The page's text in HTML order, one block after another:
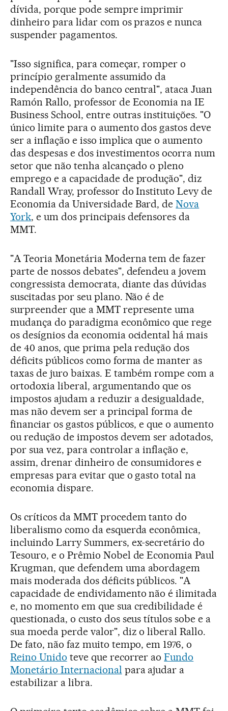
dívida, porque pode sempre imprimir
dinheiro para lidar com os prazos e nunca
suspender pagamentos.
"Isso significa, para começar, romper o
princípio geralmente assumido da
independência do banco central", ataca Juan
Ramón Rallo, professor de Economia na IE
Business School, entre outras instituições. "O
único limite para o aumento dos gastos deve
ser a inflação e isso implica que o aumento
das despesas e dos investimentos ocorra num
setor que não tenha alcançado o pleno
emprego e a capacidade de produção", diz
Randall Wray, professor do Instituto Levy de
Economia da Universidade Bard, deNova
York, e um dos principais defensores da
MMT.
"A Teoria Monetária Moderna tem de fazer
parte de nossos debates", defendeu a jovem
congressista democrata, diante das dúvidas
suscitadas por seu plano. Não é de
surpreender que a MMT represente uma
mudança do paradigma econômico que rege
os desígnios da economia ocidental há mais
de 40 anos, que prima pela redução dos
déficits públicos como forma de manter as
taxas de juro baixas. E também rompe com a
ortodoxia liberal, argumentando que os
impostos ajudam a reduzir a desigualdade,
mas não devem ser a principal forma de
financiar os gastos públicos, e que o aumento
ou redução de impostos devem ser adotados,
por sua vez, para controlar a inflação e,
assim, drenar dinheiro de consumidores e
empresas para evitar que o gasto total na
economia dispare.
Os críticos da MMT procedem tanto do
liberalismo como da esquerda econômica,
incluindo Larry Summers, ex-secretário do
Tesouro, e o Prêmio Nobel de Economia Paul
Krugman, que defendem uma abordagem
mais moderada dos déficits públicos. "A
capacidade de endividamento não é ilimitada
e, no momento em que sua credibilidade é
questionada, o custo dos seus títulos sobe e a
sua moeda perde valor", diz o liberal Rallo.
De fato, não faz muito tempo, em 1976, o
Reino Unido teve que recorrer aoFundo
Monetário Internacional para ajudar a
estabilizar a libra.